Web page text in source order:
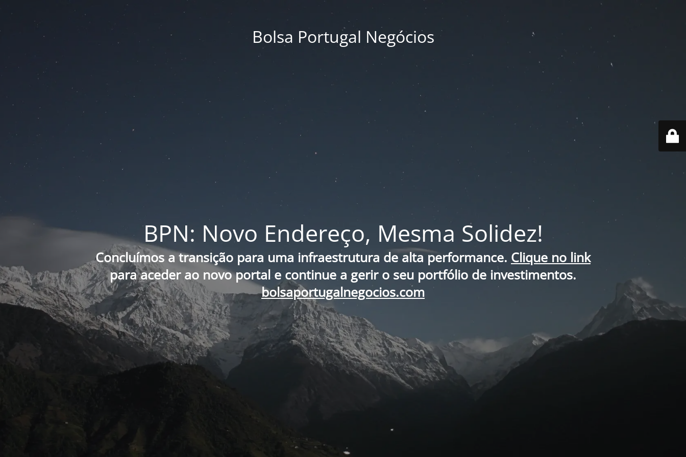
Bolsa Portugal Negócios
BPN: Novo Endereço, Mesma Solidez!
Concluímos a transição para uma infraestrutura de alta performance. Clique no link
para aceder ao novo portal e continue a gerir o seu portfólio de investimentos.
bolsaportugalnegocios.com